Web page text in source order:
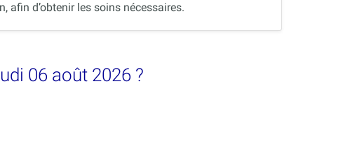
afin d’obtenir les soins nécessaires.
06 août 2026 ?